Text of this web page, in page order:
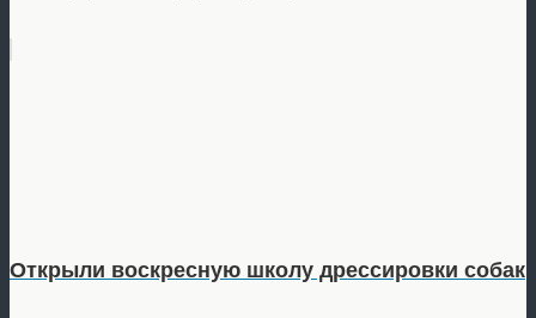
Открыли воскресную школу дрессировки собак